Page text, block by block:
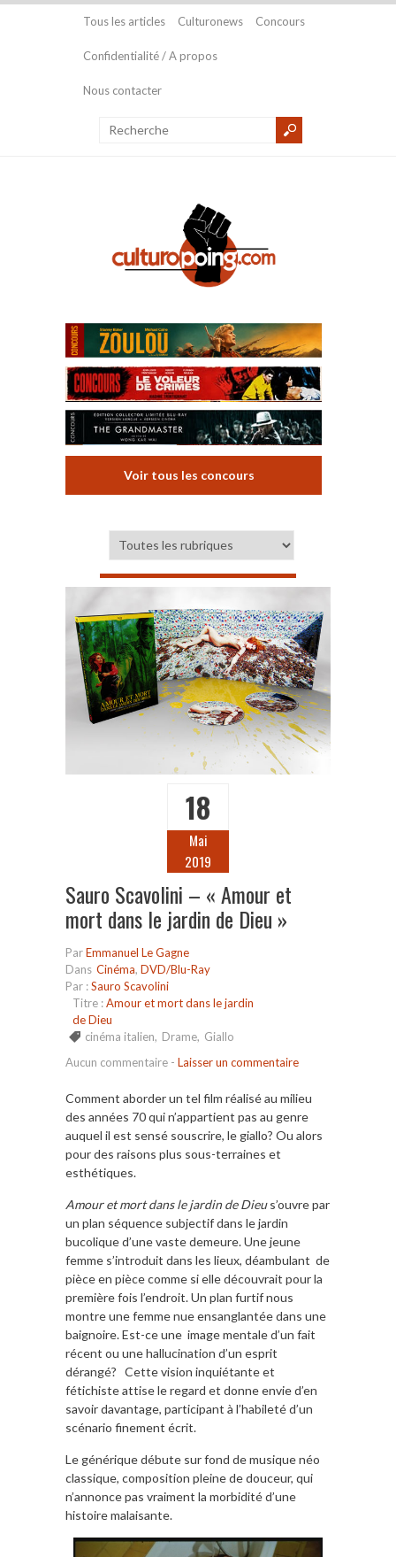
Tous les articles Culturonews Concours
Confidentialité / A propos
Nous contacter
Voir tous les concours
18
Mai
2019
Sauro Scavolini – « Amour et
mort dans le jardin de Dieu »
ParEmmanuel Le Gagne
Dans Cinéma, DVD/Blu-Ray
Par :Sauro Scavolini
Titre :Amour et mort dans le jardin
de Dieu
cinéma italien, Drame, Giallo
Aucun commentaire - Laisser un commentaire
Comment aborder un tel film réalisé au milieu
des années 70 qui n’appartient pas au genre
auquel il est sensé souscrire, le giallo? Ou alors
pour des raisons plus sous-terraines et
esthétiques.
Amour et mort dans le jardin de Dieus’ouvre par
un plan séquence subjectif dans le jardin
bucolique d’une vaste demeure. Une jeune
femme s’introduit dans les lieux, déambulant de
pièce en pièce comme si elle découvrait pour la
première fois l’endroit. Un plan furtif nous
montre une femme nue ensanglantée dans une
baignoire. Est-ce une image mentale d’un fait
récent ou une hallucination d’un esprit
dérangé? Cette vision inquiétante et
fétichiste attise le regard et donne envie d’en
savoir davantage, participant à l’habileté d’un
scénario finement écrit.
Le générique débute sur fond de musique néo
classique, composition pleine de douceur, qui
n’annonce pas vraiment la morbidité d’une
histoire malaisante.